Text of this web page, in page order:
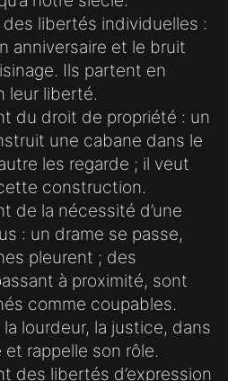
libertés individuelles :
anniversaire et le bruit
Ils partent en
leur liberté.
du droit de propriété : un
une cabane dans le
les regarde ; il veut
construction.
de la nécessité d’une
: un drame se passe,
pleurent ; des
à proximité, sont
comme coupables.
lourdeur, la justice, dans
et rappelle son rôle.
des libertés d’expression